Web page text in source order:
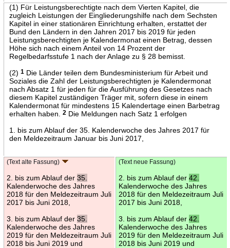
(1) Für Leistungsberechtigte nach dem Vierten Kapitel, die
zugleich Leistungen der Eingliederungshilfe nach dem Sechsten
Kapitel in einer stationären Einrichtung erhalten, erstattet der
Bund den Ländern in den Jahren 2017 bis 2019 für jeden
Leistungsberechtigten je Kalendermonat einen Betrag, dessen
Höhe sich nach einem Anteil von 14 Prozent der
Regelbedarfsstufe 1 nach der Anlage zu § 28 bemisst.
(2) 1Die Länder teilen dem Bundesministerium für Arbeit und
Soziales die Zahl der Leistungsberechtigten je Kalendermonat
nach Absatz 1 für jeden für die Ausführung des Gesetzes nach
diesem Kapitel zuständigen Träger mit, sofern diese in einem
Kalendermonat für mindestens 15 Kalendertage einen Barbetrag
erhalten haben.
2Die Meldungen nach Satz 1 erfolgen
1. bis zum Ablauf der 35. Kalenderwoche des Jahres 2017 für
den Meldezeitraum Januar bis Juni 2017,
(Text alte Fassung)
2. bis zum Ablauf der 35.
Kalenderwoche des Jahres
2018 für den Meldezeitraum Juli
2017 bis Juni 2018,
3. bis zum Ablauf der 35.
Kalenderwoche des Jahres
2019 für den Meldezeitraum Juli
2018 bis Juni 2019 und
(Text neue Fassung)
2. bis zum Ablauf der 42.
Kalenderwoche des Jahres
2018 für den Meldezeitraum Juli
2017 bis Juni 2018,
3. bis zum Ablauf der 42.
Kalenderwoche des Jahres
2019 für den Meldezeitraum Juli
2018 bis Juni 2019 und